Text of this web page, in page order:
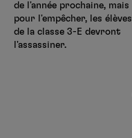
de l'année prochaine, mais
pour l'empêcher, les élèves
de la classe 3-E devront
l'assassiner.